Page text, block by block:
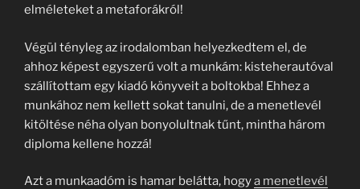
elméleteket a metaforákról!
Végül tényleg az irodalomban helyezkedtem el, de
ahhoz képest egyszerű volt a munkám: kisteherautóval
szállítottam egy kiadó könyveit a boltokba! Ehhez a
munkához nem kellett sokat tanulni, de a menetlevél
kitöltése néha olyan bonyolultnak tűnt, mintha három
diploma kellene hozzá!
Azt a munkaadóm is hamar belátta, hogya menetlevél